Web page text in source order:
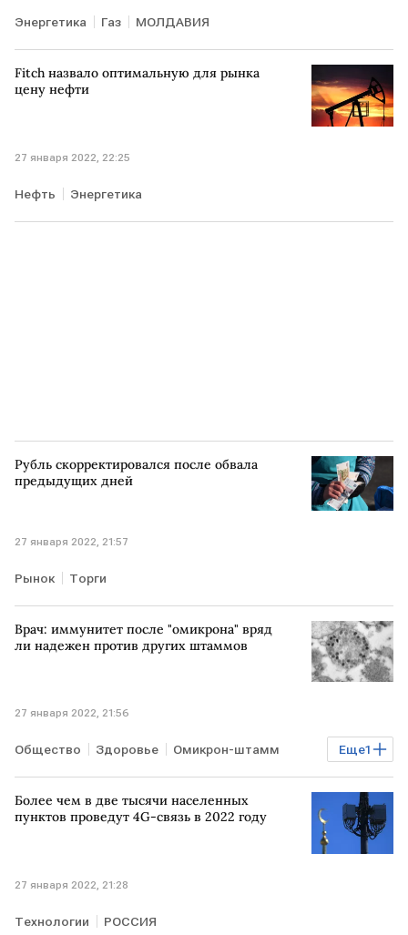
Энергетика Газ МОЛДАВИЯ
Fitch назвало оптимальную для рынка
цену нефти
27 января 2022, 22:25
Нефть Энергетика
Рубль скорректировался после обвала
предыдущих дней
27 января 2022, 21:57
Рынок Торги
Врач: иммунитет после "омикрона" вряд
ли надежен против других штаммов
27 января 2022, 21:56
Еще1
Общество Здоровье Омикрон-штамм
COVID-19
Более чем в две тысячи населенных
пунктов проведут 4G-связь в 2022 году
27 января 2022, 21:28
Технологии РОССИЯ